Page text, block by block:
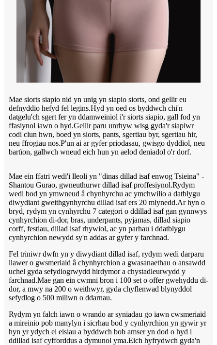
Mae siorts siapio nid yn unig yn siapio siorts, ond gellir eu
defnyddio hefyd fel legins.Hyd yn oed os byddwch chi'n
datgelu'ch sgert fer yn ddamweiniol i'r siorts siapio, gall fod yn
ffasiynol iawn o hyd.Gellir paru unrhyw wisg gyda'r siapiwr
codi clun hwn, boed yn siorts, pants, sgertiau byr, sgertiau hir,
neu ffrogiau nos.P'un ai ar gyfer priodasau, gwisgo dyddiol, neu
bartïon, gallwch wneud eich hun yn aelod deniadol o'r dorf.
Mae ein ffatri wedi'i lleoli yn "dinas dillad isaf enwog Tsieina" -
Shantou Gurao, gwneuthurwr dillad isaf proffesiynol.Rydym
wedi bod yn ymwneud â chynhyrchu ac ymchwilio a datblygu
diwydiant gweithgynhyrchu dillad isaf ers 20 mlynedd.Ar hyn o
bryd, rydym yn cynhyrchu 7 categori o ddillad isaf gan gynnwys
cynhyrchion di-dor, bras, underpants, pyjamas, dillad siapio
corff, festiau, dillad isaf rhywiol, ac yn parhau i ddatblygu
cynhyrchion newydd sy'n addas ar gyfer y farchnad.
Fel triniwr dwfn yn y diwydiant dillad isaf, rydym wedi darparu
llawer o gwsmeriaid â chynhyrchion a gwasanaethau o ansawdd
uchel gyda sefydlogrwydd hirdymor a chystadleurwydd y
farchnad.Mae gan ein cwmni bron i 100 set o offer gwehyddu di-
dor, a mwy na 200 o weithwyr, gyda chyflenwad blynyddol
sefydlog o 500 miliwn o ddarnau.
Rydym yn falch iawn o wrando ar syniadau go iawn cwsmeriaid
a mireinio pob manylyn i sicrhau bod y cynhyrchion yn gywir yr
hyn yr ydych ei eisiau a byddwch bob amser yn dod o hyd i
ddillad isaf cyfforddus a dymunol yma.Eich hyfrydwch gyda'n